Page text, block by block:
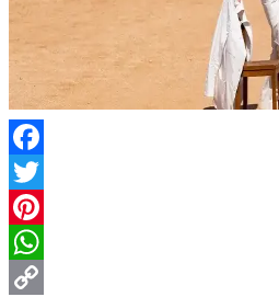
Facebook
Twitter
Pinterest
WhatsApp